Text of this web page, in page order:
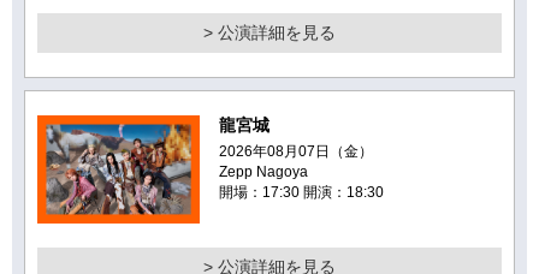
> 公演詳細を見る
龍宮城
2026年08月07日（金）
Zepp Nagoya
開場：17:30 開演：18:30
> 公演詳細を見る